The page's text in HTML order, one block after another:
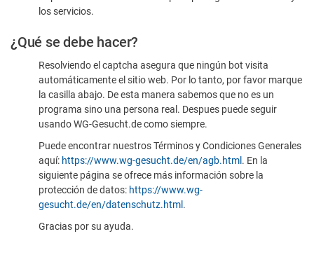
humano
los servicios.
¿Qué se debe hacer?
Resolviendo el captcha asegura que ningún bot visita
automáticamente el sitio web. Por lo tanto, por favor marque
la casilla abajo. De esta manera sabemos que no es un
programa sino una persona real. Despues puede seguir
usando WG-Gesucht.de como siempre.
Puede encontrar nuestros Términos y Condiciones Generales
aquí: https://www.wg-gesucht.de/en/agb.html . En la
siguiente página se ofrece más información sobre la
protección de datos: https://www.wg-
gesucht.de/en/datenschutz.html .
Gracias por su ayuda.